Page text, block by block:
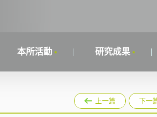
本所活動 研究成果
上一篇 下一